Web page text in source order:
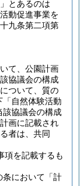
とあるのは
動促進事業を
九条第二項第
て、公園計画
協議会の構成
ついて、質の
「自然体験活動
該協議会の構成
画に記載され
者は、共同
項を記載するも
条において「計